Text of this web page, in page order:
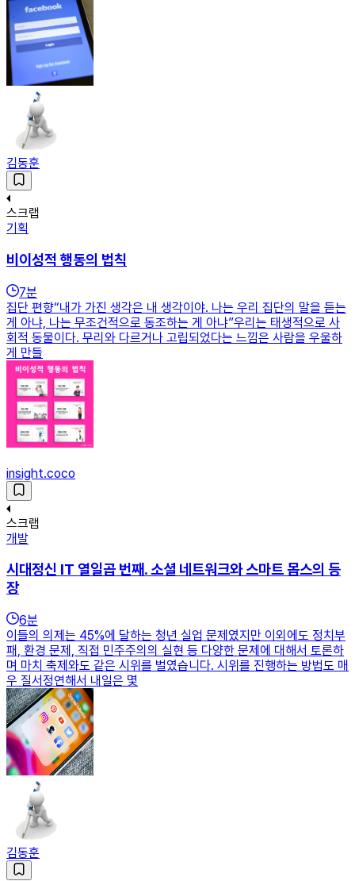
김동훈
스크랩
기획
비이성적 행동의 법칙
7분
집단 편향“내가 가진 생각은 내 생각이야. 나는 우리 집단의 말을 듣는
게 아냐, 나는 무조건적으로 동조하는 게 아냐”우리는 태생적으로 사
회적 동물이다. 무리와 다르거나 고립되었다는 느낌은 사람을 우울하
게 만들
insight.coco
스크랩
개발
시대정신 IT 열일곱 번째. 소셜 네트워크와 스마트 몹스의 등
장
6분
이들의 의제는 45%에 달하는 청년 실업 문제였지만 이외에도 정치부
패, 환경 문제, 직접 민주주의의 실현 등 다양한 문제에 대해서 토론하
며 마치 축제와도 같은 시위를 벌였습니다. 시위를 진행하는 방법도 매
우 질서정연해서 내일은 몇
김동훈